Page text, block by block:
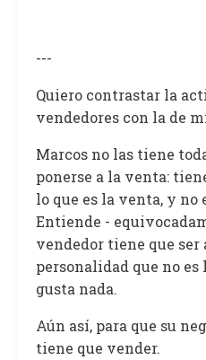
---
Quiero contrastar la
vendedores con la de
Marcos no las tiene
ponerse a la venta:
lo que es la venta, y no
Entiende -
vendedor tiene que
personalidad que no es
gusta nada.
Aún así, para que su
tiene que vender.